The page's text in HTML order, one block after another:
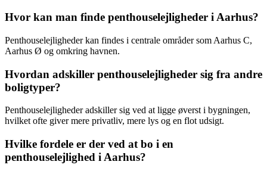
Hvor kan man finde penthouselejligheder i Aarhus?
Penthouselejligheder kan findes i centrale områder som Aarhus C,
Aarhus Ø og omkring havnen.
Hvordan adskiller penthouselejligheder sig fra andre
boligtyper?
Penthouselejligheder adskiller sig ved at ligge øverst i bygningen,
hvilket ofte giver mere privatliv, mere lys og en flot udsigt.
Hvilke fordele er der ved at bo i en
penthouselejlighed i Aarhus?